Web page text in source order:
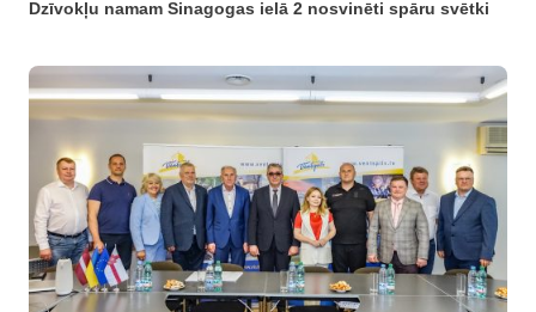
Dzīvokļu namam Sinagogas ielā 2 nosvinēti spāru svētki